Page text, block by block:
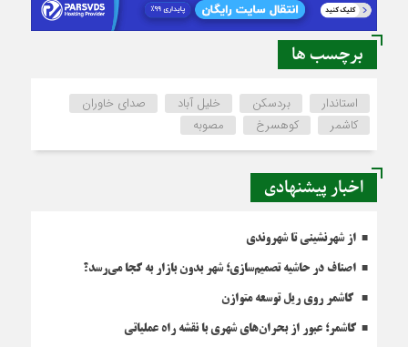
برچسب ها
استاندار بردسکن خلیل آباد
صدای خاوران
کاشمر
کوهسرخ مصوبه
اخبار پیشنهادی
از شهرنشینی تا شهروندی
اصناف در حاشیه تصمیم‌سازی؛ شهر بدون بازار به کجا می‌رسد؟
کاشمر روی ریل توسعه متوازن
کاشمر؛ عبور از بحران‌های شهری با نقشه راه عملیاتی